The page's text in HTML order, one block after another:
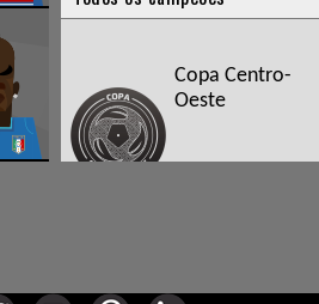
Copa Centro-
Oeste